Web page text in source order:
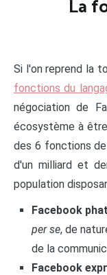
La
Si l'on reprend la
fonctions du
négociation de
écosystème à
des 6 fonctions
d'un milliard et
population
Facebook
per se, de
de la
Facebook